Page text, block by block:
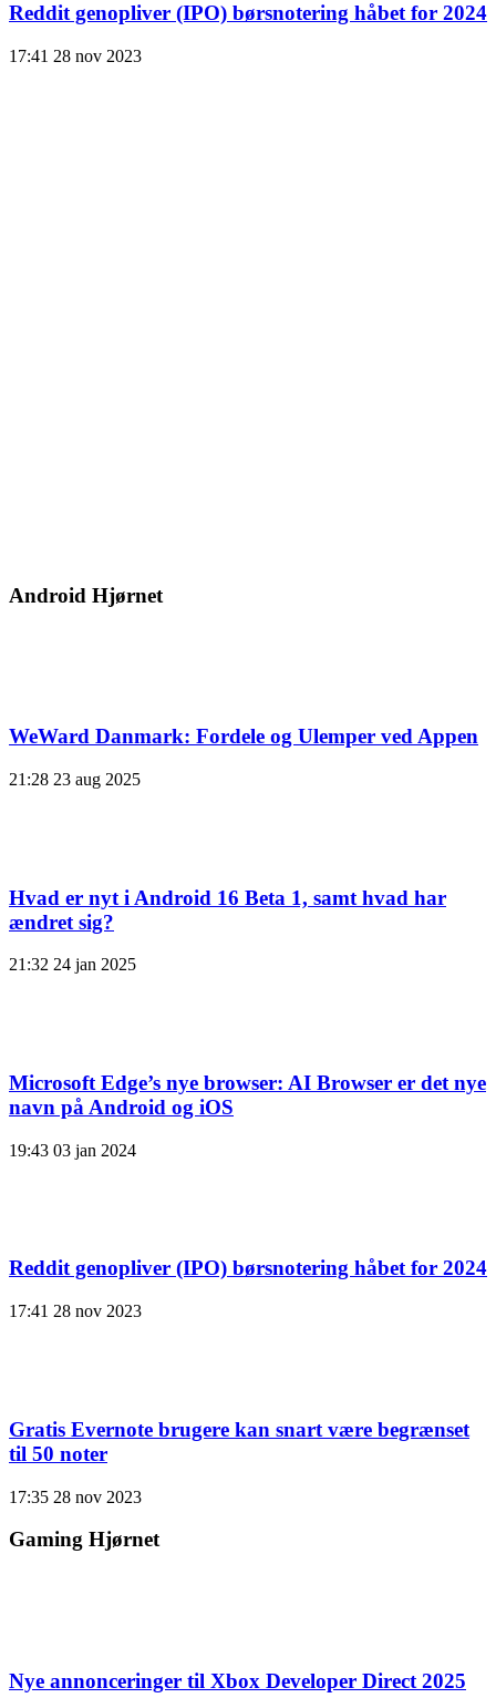
Reddit genopliver (IPO) børsnotering håbet for 2024
17:41 28 nov 2023
Android Hjørnet
WeWard Danmark: Fordele og Ulemper ved Appen
21:28 23 aug 2025
Hvad er nyt i Android 16 Beta 1, samt hvad har
ændret sig?
21:32 24 jan 2025
Microsoft Edge’s nye browser: AI Browser er det nye
navn på Android og iOS
19:43 03 jan 2024
Reddit genopliver (IPO) børsnotering håbet for 2024
17:41 28 nov 2023
Gratis Evernote brugere kan snart være begrænset
til 50 noter
17:35 28 nov 2023
Gaming Hjørnet
Nye annonceringer til Xbox Developer Direct 2025